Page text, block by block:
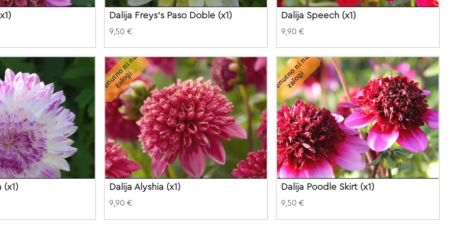
Dalija Freys's Paso Doble (x1)
9,50 €
Dalija Speech (x1)
9,90 €
(x1)
T
r
e
n
u
t
n
o
n
i
n
a
z
a
l
o
g
i
Dalija Alyshia (x1)
9,90 €
T
r
e
n
u
t
n
o
n
i
n
a
z
a
l
o
g
i
Dalija Poodle Skirt (x1)
9,50 €